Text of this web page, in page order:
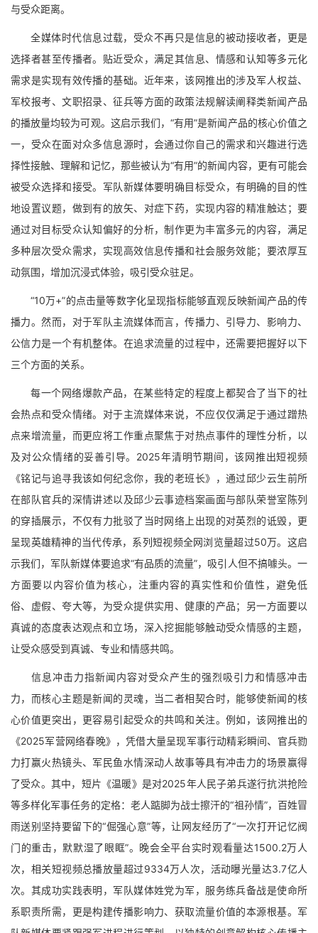
与受众距离。
全媒体时代信息过载，受众不再只是信息的被动接收者，更是
选择者甚至传播者。贴近受众，满足其信息、情感和认知等多元化
需求是实现有效传播的基础。近年来，该网推出的涉及军人权益、
军校报考、文职招录、征兵等方面的政策法规解读阐释类新闻产品
的播放量均较为可观。这启示我们，“有用”是新闻产品的核心价值之
一，受众在面对众多信息源时，会通过你自己的需求和兴趣进行选
择性接触、理解和记忆，那些被认为“有用”的新闻内容，更有可能会
被受众选择和接受。军队新媒体要明确目标受众，有明确的目的性
地设置议题，做到有的放矢、对症下药，实现内容的精准触达；要
通过对目标受众认知偏好的分析，制作更为丰富多元的内容，满足
多种层次受众需求，实现高效信息传播和社会服务效能；要浓厚互
动氛围，增加沉浸式体验，吸引受众驻足。
“10万+”的点击量等数字化呈现指标能够直观反映新闻产品的传
播力。然而，对于军队主流媒体而言，传播力、引导力、影响力、
公信力是一个有机整体。在追求流量的过程中，还需要把握好以下
三个方面的关系。
每一个网络爆款产品，在某些特定的程度上都契合了当下的社
会热点和受众情绪。对于主流媒体来说，不应仅仅满足于通过蹭热
点来增流量，而更应将工作重点聚焦于对热点事件的理性分析，以
及对公众情绪的妥善引导。2025年清明节期间，该网推出短视频
《铭记与追寻我该如何纪念你，我的老班长》，通过邱少云生前所
在部队官兵的深情讲述以及邱少云事迹档案画面与部队荣誉室陈列
的穿插展示，不仅有力批驳了当时网络上出现的对英烈的诋毁，更
呈现英雄精神的当代传承，系列短视频全网浏览量超过50万。这启
示我们，军队新媒体要追求“有品质的流量”，吸引人但不搞噱头。一
方面要以内容价值为核心，注重内容的真实性和价值性，避免低
俗、虚假、夸大等，为受众提供实用、健康的产品；另一方面要以
真诚的态度表达观点和立场，深入挖掘能够触动受众情感的主题，
让受众感受到真诚、专业和情感共鸣。
信息冲击力指新闻内容对受众产生的强烈吸引力和情感冲击
力，而核心主题是新闻的灵魂，当二者相契合时，能够使新闻的核
心价值更突出，更容易引起受众的共鸣和关注。例如，该网推出的
《2025军营网络春晚》，凭借大量呈现军事行动精彩瞬间、官兵勠
力打赢火热镜头、军民鱼水情深动人故事等具有冲击力的场景赢得
了受众。其中，短片《温暖》是对2025年人民子弟兵遂行抗洪抢险
等多样化军事任务的定格：老人踮脚为战士擦汗的“祖孙情”，百姓冒
雨送别坚持要留下的“倔强心意”等，让网友经历了“一次打开记忆阀
门的重击，默默湿了眼眶”。晚会全平台实时观看量达1500.2万人
次，相关短视频总播放量超过9334万人次，活动曝光量达3.7亿人
次。其成功实践表明，军队媒体姓党为军，服务练兵备战是使命所
系职责所需，更是构建传播影响力、获取流量价值的本源根基。军